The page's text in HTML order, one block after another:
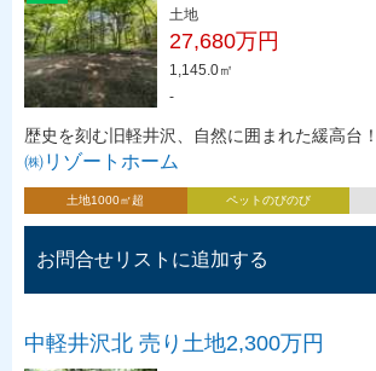
土地
27,680万円
1,145.0㎡
-
歴史を刻む旧軽井沢、自然に囲まれた緩高台！
㈱リゾートホーム
土地1000㎡超 ペットのびのび
お問合せリストに追加する
中軽井沢北 売り土地2,300万円